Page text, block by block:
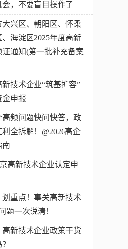
会，不要盲目操作了
大兴区、朝阳区、怀柔
、海淀区2025年度高新
证通知(第一批补充备案
新技术企业“筑基扩容”
金申报
高频问题快问快答，政
全拆解！@2026高企
南
高新技术企业认定申
划重点！事关高新技术
题一次说清！
高新技术企业政策干货